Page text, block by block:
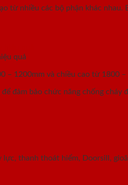
từ nhiều các bộ phận khác nhau.
quả
– 1200mm và chiều cao từ 1800 –
đảm bảo chức năng chống cháy
lực, thanh thoát hiểm, Doorsill,